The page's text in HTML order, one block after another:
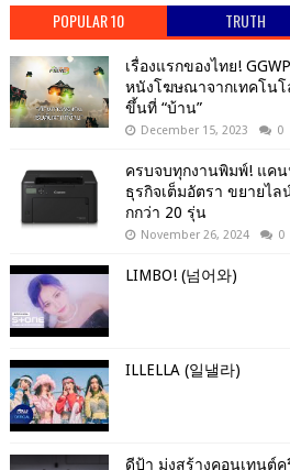
POPULAR 10 TRUTH
เรื่องแรกของไทย!
หนังโฆษณาจากเทคโน
ขึ้นที่ “บ้าน”
December 15, 2023 0
ครบจบทุกงานพิมพ์! แคน
ธุรกิจเต็มอัตรา ขยายไล
กกว่า 20 รุ่น
November 26, 2024 0
LIMBO! (넘어와)
ILLELLA (일낼라)
ดีป้า มุ่งสร้างคอนเทนต์ค